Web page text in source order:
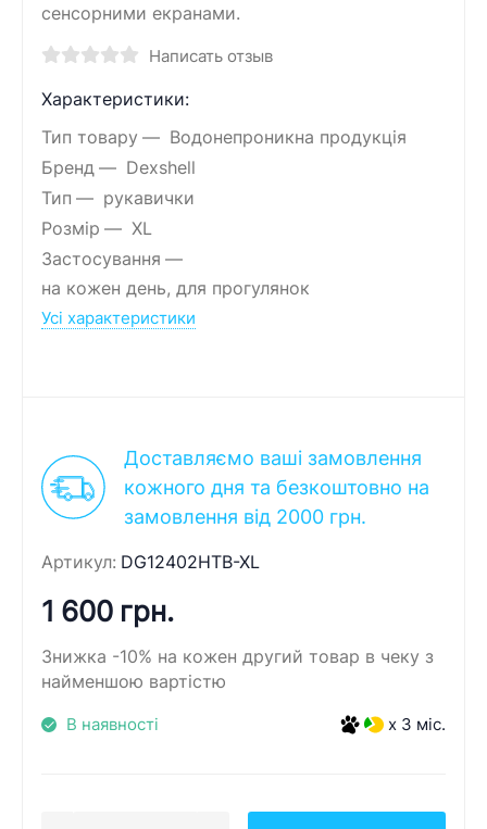
сенсорними екранами.
Написать отзыв
Характеристики:
Тип товару
Водонепроникна продукція
Бренд
Dexshell
Тип
рукавички
Розмір
XL
Застосування
на кожен день, для прогулянок
Усі характеристики
Доставляємо ваші замовлення
кожного дня та безкоштовно на
замовлення від 2000 грн.
Артикул: DG12402HTB-XL
1 600 грн.
Знижка -10% на кожен другий товар в чеку з
найменшою вартістю
В наявності x 3 міс.